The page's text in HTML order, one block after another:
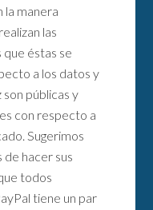
la manera
las
que éstas se
a los datos y
públicas y
con respecto a
Sugerimos
hacer sus
todos
tiene un par